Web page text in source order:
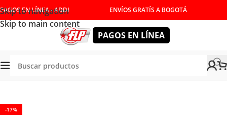
Skip to navigation
Skip to main content
PAGOS EN LÍNEA - ADDI ENVÍOS GRATÍS A BOGOTÁ
PAGOS EN LÍNEA
Tienda/HERRAMIENTAS ELÉCTRICAS
-17%